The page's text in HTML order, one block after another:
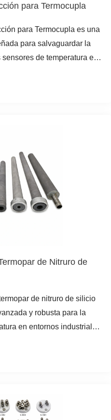
para Termocupla
para Termocupla es una
para salvaguardar la
de temperatura en
exigentes. Fabricado con
este tubo no es un
asegurar
costos de mantenimiento
y ambientes corrosivos o
de Nitruro de
de nitruro de silicio
y robusta para la
en entornos industriales
de nitruro de silicio (Si3N4),
rendimiento, estas fundas
microcristalina les